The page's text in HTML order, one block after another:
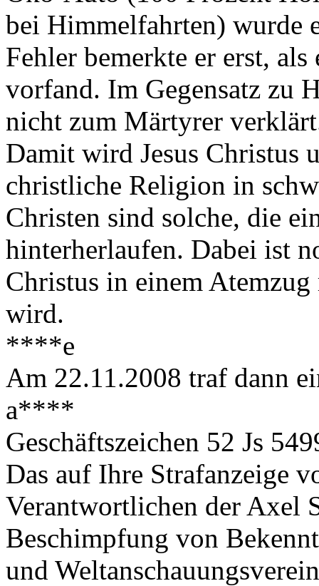
bei Himmelfahrten) wurde
Fehler bemerkte er erst,
vorfand. Im Gegensatz zu
nicht zum Märtyrer
Damit wird Jesus Christus
christliche Religion in
Christen sind solche, die
hinterherlaufen. Dabei ist
Christus in einem
wird.
****e
Am 22.11.2008 traf dann
a****
Geschäftszeichen 52 Js
Das auf Ihre Strafanzeige
Verantwortlichen der Axel
Beschimpfung von
und